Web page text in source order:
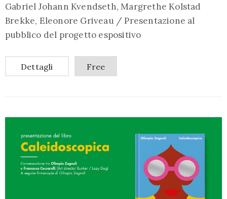
Gabriel Johann Kvendseth, Margrethe Kolstad
Brekke, Eleonore Griveau / Presentazione al
pubblico del progetto espositivo
Dettagli Free